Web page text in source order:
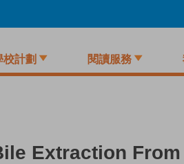
計劃 閱讀服務
Extraction